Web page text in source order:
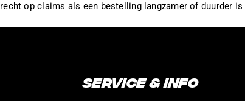
op claims als een bestelling langzamer of duurder is
Service & Info